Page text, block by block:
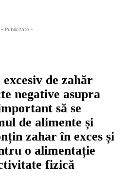
- Publicitate -
de zahăr
negative asupra
să se
de alimente și
zahar în exces și
o alimentație
fizică